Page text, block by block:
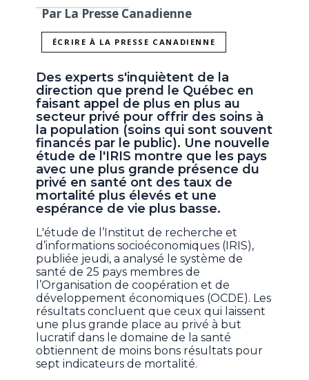
Par La Presse Canadienne
ÉCRIRE À LA PRESSE CANADIENNE
Des experts s'inquiètent de la
direction que prend le Québec en
faisant appel de plus en plus au
secteur privé pour offrir des soins à
la population (soins qui sont souvent
financés par le public). Une nouvelle
étude de l'IRIS montre que les pays
avec une plus grande présence du
privé en santé ont des taux de
mortalité plus élevés et une
espérance de vie plus basse.
L'étude de l’Institut de recherche et
d’informations socioéconomiques (IRIS),
publiée jeudi, a analysé le système de
santé de 25 pays membres de
l’Organisation de coopération et de
développement économiques (OCDE). Les
résultats concluent que ceux qui laissent
une plus grande place au privé à but
lucratif dans le domaine de la santé
obtiennent de moins bons résultats pour
sept indicateurs de mortalité.